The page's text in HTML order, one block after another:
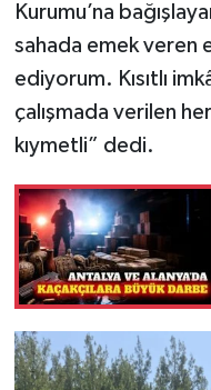
Kurumu’na
sahada emek veren
ediyorum. Kısıtlı
çalışmada verilen
kıymetli” dedi.